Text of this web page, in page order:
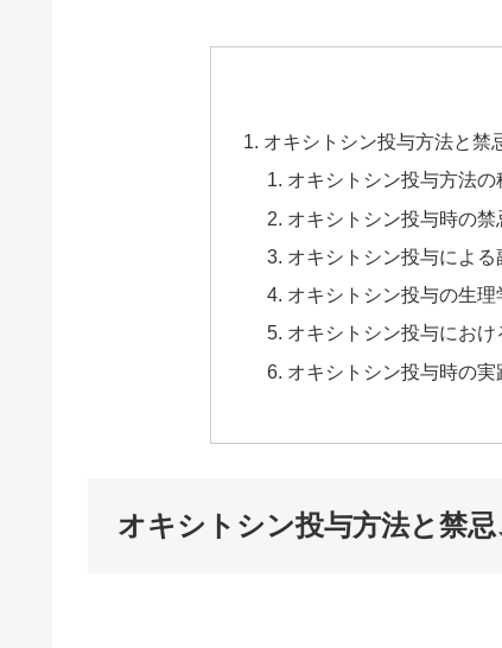
オキシトシン投与方法と禁
オキシトシン投与方法の
オキシトシン投与時の
オキシトシン投与によ
オキシトシン投与の生
オキシトシン投与にお
オキシトシン投与時の
オキシトシン投与方法と禁忌